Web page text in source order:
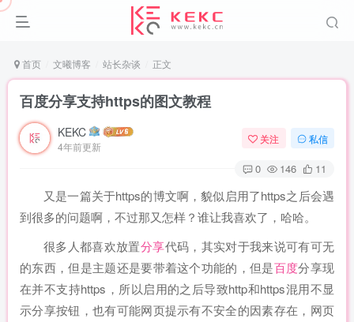
首页 文曦博客 站长杂谈 正文
百度分享支持https的图文教程
KEKC
4年前更新
关注 私信
0 146 11
又是一篇关于https的博文啊，貌似启用了https之后会遇
到很多的问题啊，不过那又怎样？谁让我喜欢了，哈哈。
很多人都喜欢放置分享代码，其实对于我来说可有可无
的东西，但是主题还是要带着这个功能的，但是百度分享现
在并不支持https，所以启用的之后导致http和https混用不显
示分享按钮，也有可能网页提示有不安全的因素存在，网页